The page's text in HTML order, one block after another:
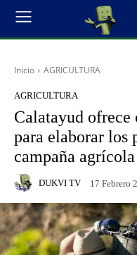
Inicio AGRICULTURA
AGRICULTURA
Calatayud
para elaborar los
campaña agrícola
DUKVI TV 17 Febrero